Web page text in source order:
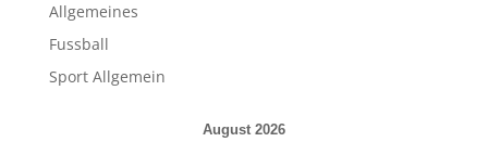
Allgemeines
Fussball
Sport Allgemein
August 2026